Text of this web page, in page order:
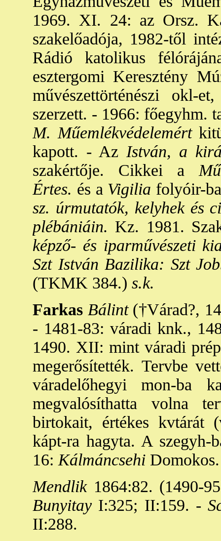
1969. XI. 24: az Orsz.
szakelőadója, 1982-től
Rádió katolikus
esztergomi Keresztény
művészettörténészi okl-
szerzett. - 1966: főegyhm.
M. Műemlékvédelemért
kapott. - Az István, a
szakértője. Cikkei a
Értes. és a Vigilia folyóir-
sz. úrmutatók, kelyhek és
plébániáin. Kz. 1981.
képző- és iparművészeti
Szt István Bazilika: Szt
(TKMK 384.) s.k.
Farkas Bálint(†Várad?,
- 1481-83: váradi knk.,
1490. XII: mint váradi
megerősítették. Tervbe
váradelőhegyi mon-ba
megvalósíthatta volna
birtokait, értékes kvtárát
kápt-ra hagyta. A
16: Kálmáncsehi
Mendlik1864:82. (1490-
Bunyitay I:325; II:159. -
II:288.